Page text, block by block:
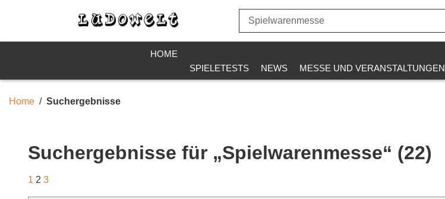
HOME
SPIELETESTS
NEWS MESSE UND VERANSTALTUNGEN
Home Suchergebnisse
Suchergebnisse für „Spielwarenmesse“ (22)
1 2 3